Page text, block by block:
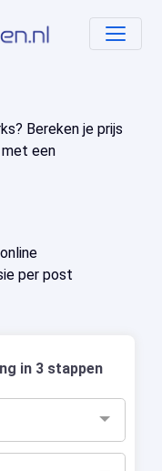
Bereken je prijs
een
per post
in 3 stappen